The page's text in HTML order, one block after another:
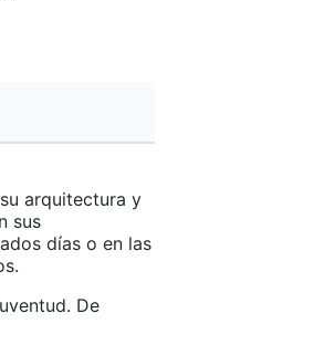
arquitectura y
sus
días o en las
De